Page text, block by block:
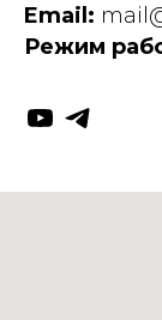
Email:
Режим